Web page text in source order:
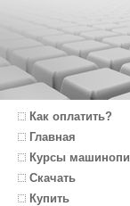
Как оплатить?
Главная
Курсы
Скачать
Купить